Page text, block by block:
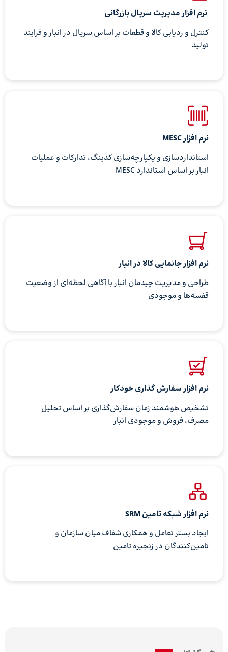
نرم افزار مدیریت سریال بازرگانی
کنترل و ردیابی کالا و قطعات بر اساس سریال در انبار و فرایند
تولید
نرم افزار MESC
استانداردسازی و یکپارچه‌سازی کدینگ، تدارکات و عملیات
انبار بر اساس استاندارد MESC
نرم افزار جانمایی کالا در انبار
طراحی و مدیریت چیدمان انبار با آگاهی لحظه‌ای از وضعیت
قفسه‌ها و موجودی
نرم افزار سفارش گذاری خودکار
تشخیص هوشمند زمان سفارش‌گذاری بر اساس تحلیل
مصرف، فروش و موجودی انبار
نرم افزار شبکه تامین SRM
ایجاد بستر تعامل و همکاری شفاف میان سازمان و
تامین‌کنندگان در زنجیره تامین